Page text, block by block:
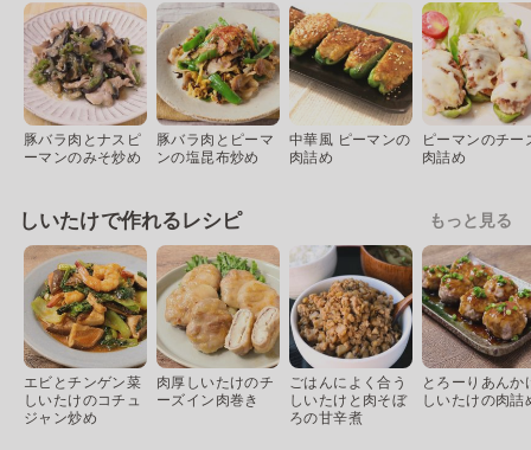
豚バラ肉とナスピ
ーマンのみそ炒め
豚バラ肉とピーマ
ンの塩昆布炒め
中華風 ピーマンの
肉詰め
ピーマンのチー
肉詰め
しいたけで作れるレシピ もっと見る
エビとチンゲン菜
しいたけのコチュ
ジャン炒め
肉厚しいたけのチ
ーズイン肉巻き
ごはんによく合う
しいたけと肉そぼ
ろの甘辛煮
とろーりあんか
しいたけの肉詰